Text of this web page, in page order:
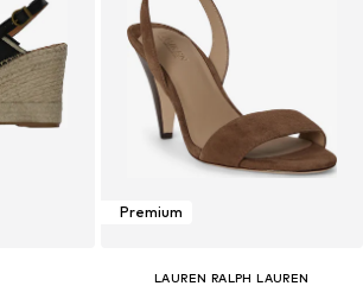
Premium
LAUREN RALPH LAUREN